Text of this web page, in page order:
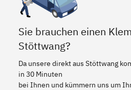
Sie brauchen einen
Stöttwang?
Da unsere direkt aus Stöttwang
in 30 Minuten
bei Ihnen und kümmern uns um